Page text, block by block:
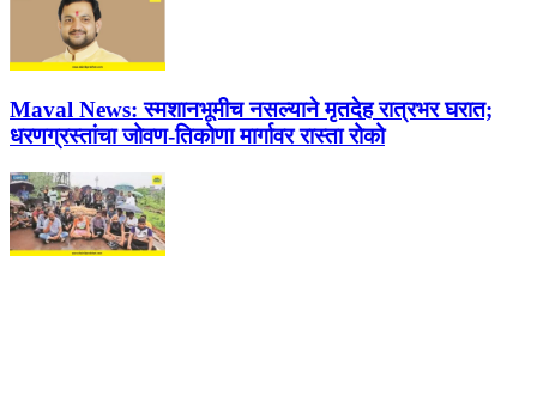
Maval News: स्मशानभूमीच नसल्याने मृतदेह रात्रभर घरात;
धरणग्रस्तांचा जोवण-तिकोणा मार्गावर रास्ता रोको